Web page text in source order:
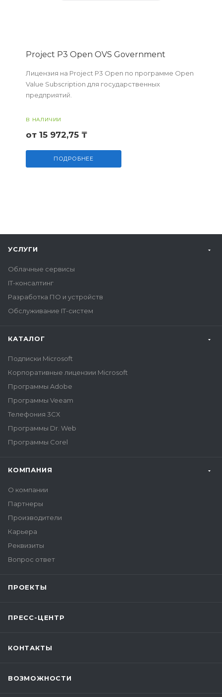
Project P3 Open OVS Government
Лицензия на Project P3 Open по программе Open
Value Subscription для государственных
предприятий.
В НАЛИЧИИ
от 15 972,75 ₸
ПОДРОБНЕЕ
УСЛУГИ
Облачные сервисы
IT-консалтинг
Разработка ПО и устройств
Обслуживание IT-систем
КАТАЛОГ
Подписки Microsoft
Корпоративные лицензии Microsoft
Программы Adobe
Программы Veeam
Телефония 3CX
Программы Dr. Web
Программы Corel
КОМПАНИЯ
О компании
Партнеры
Производители
Карьера
Реквизиты
Вопрос ответ
ПРОЕКТЫ
ПРЕСС-ЦЕНТР
КОНТАКТЫ
ВОЗМОЖНОСТИ